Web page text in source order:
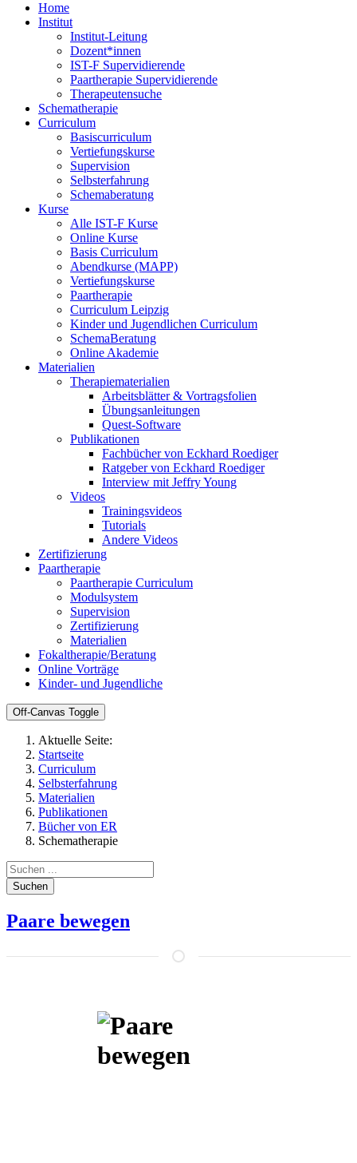
Home
Institut
Institut-Leitung
Dozent*innen
IST-F Supervidierende
Paartherapie Supervidierende
Therapeutensuche
Schematherapie
Curriculum
Basiscurriculum
Vertiefungskurse
Supervision
Selbsterfahrung
Schemaberatung
Kurse
Alle IST-F Kurse
Online Kurse
Basis Curriculum
Abendkurse (MAPP)
Vertiefungskurse
Paartherapie
Curriculum Leipzig
Kinder und Jugendlichen Curriculum
SchemaBeratung
Online Akademie
Materialien
Therapiematerialien
Arbeitsblätter & Vortragsfolien
Übungsanleitungen
Quest-Software
Publikationen
Fachbücher von Eckhard Roediger
Ratgeber von Eckhard Roediger
Interview mit Jeffry Young
Videos
Trainingsvideos
Tutorials
Andere Videos
Zertifizierung
Paartherapie
Paartherapie Curriculum
Modulsystem
Supervision
Zertifizierung
Materialien
Fokaltherapie/Beratung
Online Vorträge
Kinder- und Jugendliche
Off-Canvas Toggle
Aktuelle Seite:
Startseite
Curriculum
Selbsterfahrung
Materialien
Publikationen
Bücher von ER
Schematherapie
Suchen
Paare bewegen